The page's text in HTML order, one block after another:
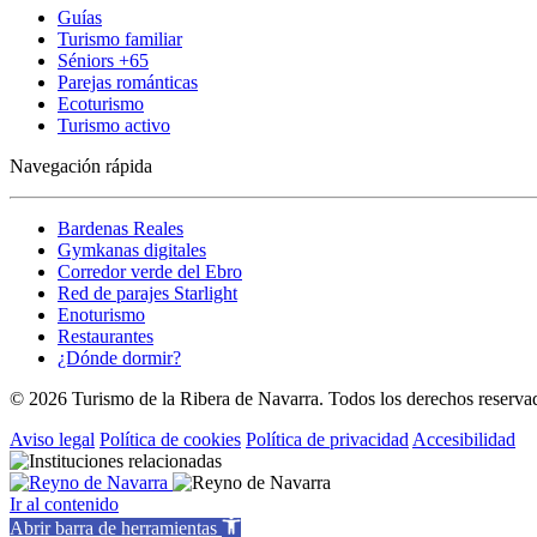
Guías
Turismo familiar
Séniors +65
Parejas románticas
Ecoturismo
Turismo activo
Navegación rápida
Bardenas Reales
Gymkanas digitales
Corredor verde del Ebro
Red de parajes Starlight
Enoturismo
Restaurantes
¿Dónde dormir?
© 2026 Turismo de la Ribera de Navarra. Todos los derechos
Aviso legal Política de cookies Política de privacidad Accesibilidad
Ir al contenido
Abrir barra de herramientas